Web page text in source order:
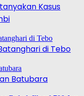
Kasus
di Tebo
Batubara